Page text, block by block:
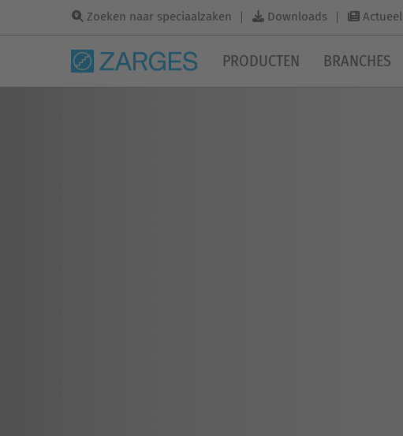
Zoeken naar speciaalzaken Downloads Actueel
PRODUCTEN BRANCHES